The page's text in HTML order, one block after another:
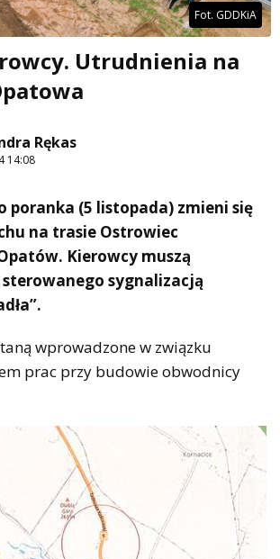
Fot. GDDKiA
Utrudnienia na
Rękas
14:08
poranka (5 listopada) zmieni się
na trasie Ostrowiec
Kierowcy muszą
sterowanego sygnalizacją
wprowadzone w związku
prac przy budowie obwodnicy